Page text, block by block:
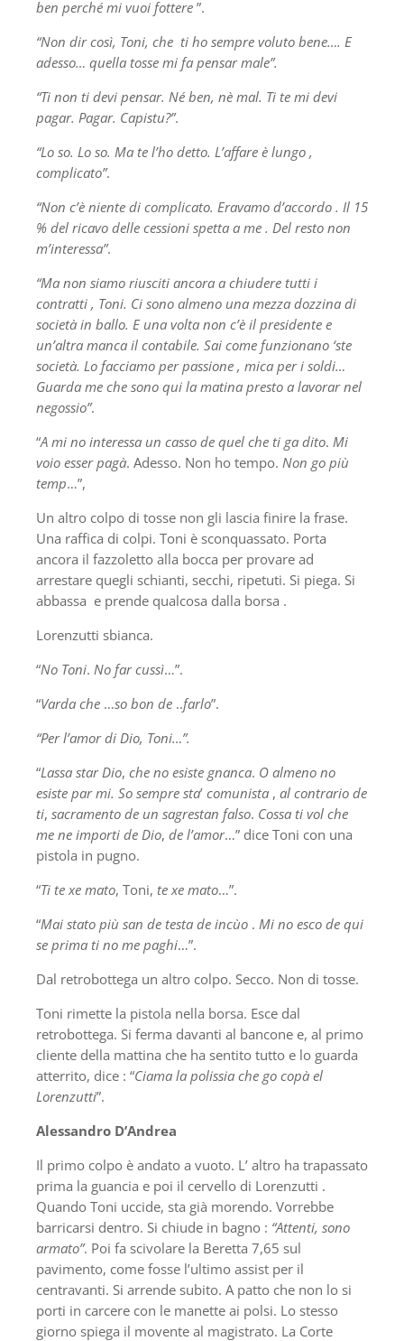
ben perché mi vuoi fottere ”.
“Non dir così, Toni, che ti ho sempre voluto bene…. E
adesso… quella tosse mi fa pensar male”.
“Ti non ti devi pensar. Né ben, nè mal. Ti te mi devi
pagar. Pagar. Capistu?”.
“Lo so. Lo so. Ma te l’ho detto. L’affare è lungo ,
complicato”.
“Non c’è niente di complicato. Eravamo d’accordo . Il 15
% del ricavo delle cessioni spetta a me . Del resto non
m’interessa”.
“Ma non siamo riusciti ancora a chiudere tutti i
contratti , Toni. Ci sono almeno una mezza dozzina di
società in ballo. E una volta non c’è il presidente e
un’altra manca il contabile. Sai come funzionano ‘ste
società. Lo facciamo per passione , mica per i soldi…
Guarda me che sono qui la matina presto a lavorar nel
negossio”.
“A mi no interessa un casso de quel che ti ga dito. Mi
voio esser pagà. Adesso. Non ho tempo. Non go più
temp…”,
Un altro colpo di tosse non gli lascia finire la frase.
Una raffica di colpi. Toni è sconquassato. Porta
ancora il fazzoletto alla bocca per provare ad
arrestare quegli schianti, secchi, ripetuti. Si piega. Si
abbassa e prende qualcosa dalla borsa .
Lorenzutti sbianca.
“No Toni. No far cussì…”.
“Varda che …so bon de ..farlo”.
“Per l’amor di Dio, Toni…”.
“Lassa star Dio, che no esiste gnanca. O almeno no
esiste par mi. So sempre sta’ comunista , al contrario de
ti, sacramento de un sagrestan falso. Cossa ti vol che
me ne importi de Dio, de l’amor…” dice Toni con una
pistola in pugno.
“Ti te xe mato, Toni, te xe mato…”.
“Mai stato più san de testa de incùo . Mi no esco de qui
se prima ti no me paghi…”.
Dal retrobottega un altro colpo. Secco. Non di tosse.
Toni rimette la pistola nella borsa. Esce dal
retrobottega. Si ferma davanti al bancone e, al primo
cliente della mattina che ha sentito tutto e lo guarda
atterrito, dice : “Ciama la polissia che go copà el
Lorenzutti”.
Alessandro D’Andrea
Il primo colpo è andato a vuoto. L’ altro ha trapassato
prima la guancia e poi il cervello di Lorenzutti .
Quando Toni uccide, sta già morendo. Vorrebbe
barricarsi dentro. Si chiude in bagno : “Attenti, sono
armato”. Poi fa scivolare la Beretta 7,65 sul
pavimento, come fosse l’ultimo assist per il
centravanti. Si arrende subito. A patto che non lo si
porti in carcere con le manette ai polsi. Lo stesso
giorno spiega il movente al magistrato. La Corte